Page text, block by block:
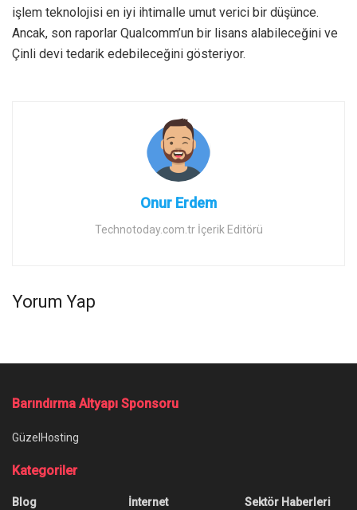
işlem teknolojisi en iyi ihtimalle umut verici bir düşünce.
Ancak, son raporlar Qualcomm’un bir lisans alabileceğini ve
Çinli devi tedarik edebileceğini gösteriyor.
Onur Erdem
Technotoday.com.tr İçerik Editörü
Yorum Yap
Barındırma Altyapı Sponsoru
GüzelHosting
Kategoriler
Blog
İnternet
Sektör Haberleri